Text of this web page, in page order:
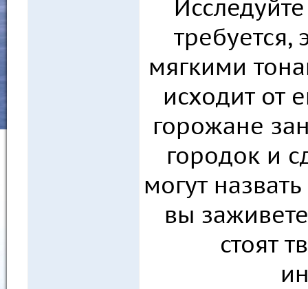
требуется,
мягкими
исходит от
горожане
городок и
могут
вы
стоят